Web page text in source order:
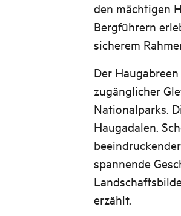
den mächtigen
Bergführern
sicherem
Der
zugänglicher
Nationalparks.
Haugadalen.
spannende
erzählt.